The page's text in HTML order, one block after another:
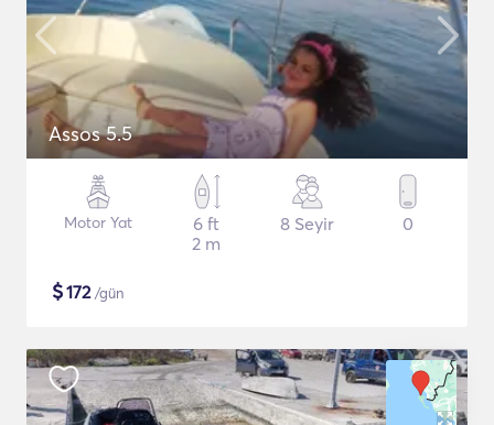
Assos 5.5
Motor Yat
6 ft
2 m
8 Seyir 0
$172/gün